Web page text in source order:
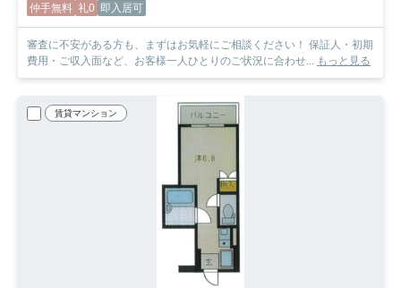
仲手無料 礼0 即入居可
審査に不安がある方も、まずはお気軽にご相談ください！ 保証人・初期
費用・ご収入面など、お客様一人ひとりのご状況に合わせ...
もっと見る
賃貸マンション